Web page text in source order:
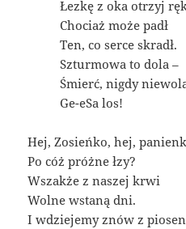
Łezkę z oka otrzyj
Chociaż może padł
Ten, co serce skradł.
Szturmowa to dola –
Śmierć, nigdy
Ge-eSa los!
Hej, Zosieńko, hej,
Po cóż próżne łzy?
Wszakże z naszej krwi
Wolne wstaną dni.
I wdziejemy znów z